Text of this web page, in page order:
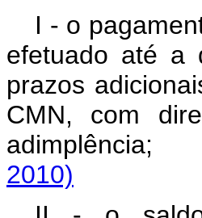
I - o
efetuado até a
prazos
CMN, com
2010)